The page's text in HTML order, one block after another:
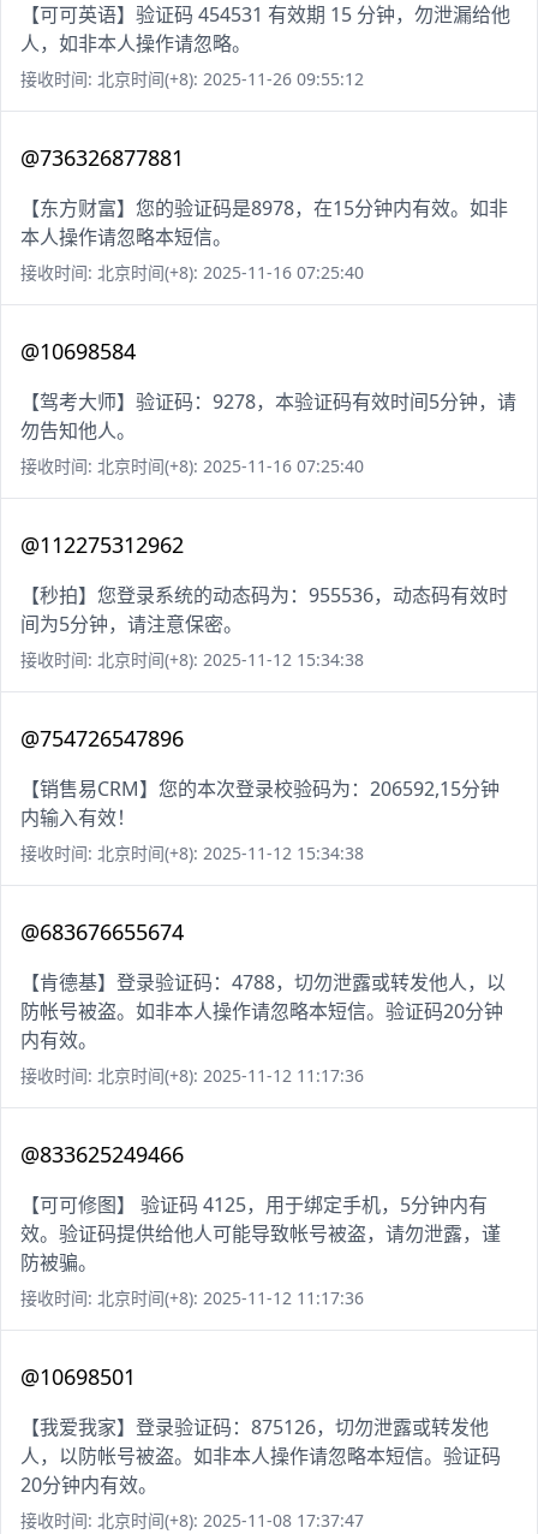
【可可英语】验证码 454531 有效期 15 分钟，勿泄漏给他
人，如非本人操作请忽略。
接收时间: 北京时间(+8): 2025-11-26 09:55:12
@736326877881
【东方财富】您的验证码是8978，在15分钟内有效。如非
本人操作请忽略本短信。
接收时间: 北京时间(+8): 2025-11-16 07:25:40
@10698584
【驾考大师】验证码：9278，本验证码有效时间5分钟，请
勿告知他人。
接收时间: 北京时间(+8): 2025-11-16 07:25:40
@112275312962
【秒拍】您登录系统的动态码为：955536，动态码有效时
间为5分钟，请注意保密。
接收时间: 北京时间(+8): 2025-11-12 15:34:38
@754726547896
【销售易CRM】您的本次登录校验码为：206592,15分钟
内输入有效！
接收时间: 北京时间(+8): 2025-11-12 15:34:38
@683676655674
【肯德基】登录验证码：4788，切勿泄露或转发他人，以
防帐号被盗。如非本人操作请忽略本短信。验证码20分钟
内有效。
接收时间: 北京时间(+8): 2025-11-12 11:17:36
@833625249466
【可可修图】 验证码 4125，用于绑定手机，5分钟内有
效。验证码提供给他人可能导致帐号被盗，请勿泄露，谨
防被骗。
接收时间: 北京时间(+8): 2025-11-12 11:17:36
@10698501
【我爱我家】登录验证码：875126，切勿泄露或转发他
人，以防帐号被盗。如非本人操作请忽略本短信。验证码
20分钟内有效。
接收时间: 北京时间(+8): 2025-11-08 17:37:47